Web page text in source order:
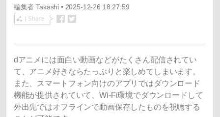
編集者 Takashi • 2025-12-26 18:27:59
dアニメには面白い動画などがたくさん配信されてい
て、アニメ好きならたっぷりと楽しめてしまいます。
また、スマートフォン向けのアプリではダウンロード
機能が提供されていて、Wi-Fi環境でダウンロードして
外出先ではオフラインで動画保存したものを視聴する